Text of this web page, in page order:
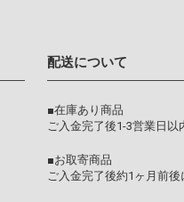
配送について
■在庫あり商品
ご入金完了後1-3営業日以
■お取寄商品
ご入金完了後約1ヶ月前後